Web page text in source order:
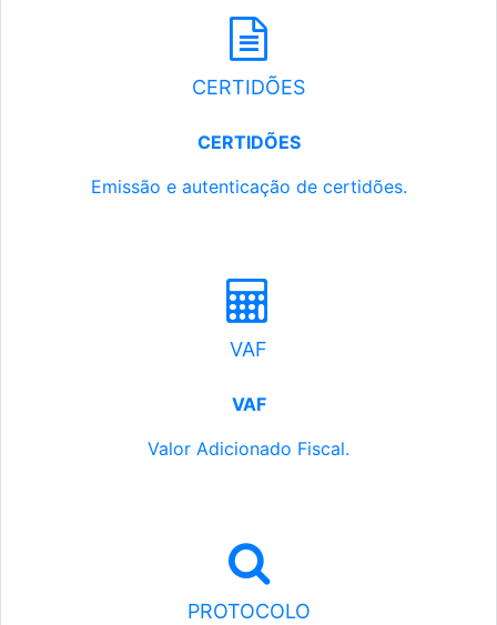
CERTIDÕES
CERTIDÕES
Emissão e autenticação de certidões.
VAF
VAF
Valor Adicionado Fiscal.
PROTOCOLO